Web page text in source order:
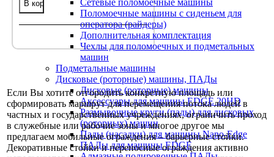
Сетевые поломоечные машины
Поломоечные машины с сиденьем для
оператора (райдеры)
Дополнительная комплектация
Чехлы для поломоечных и подметальных
машин
Подметальные машины
Дисковые (роторные) машины, ПАДы
Дисковые (роторные) машины
Аксессуары для машины EDGE 20HD
Размывочные круги (пады) для дисковых
(роторных) машин
Пады (насадки) для машины Nano-Edge
ПАДы для машины EDGE
Если Вы хотите отгородить конкретную площадь или
сформировать маршрут для перемещения потока людей в
частных и государственных учреждениях, ограничить проход
в служебные или рабочие зоны и многое другое мы
предлагаем мобильные ограждения – барьерные стойки.
Декоративные стойки и переносные ограждения активно